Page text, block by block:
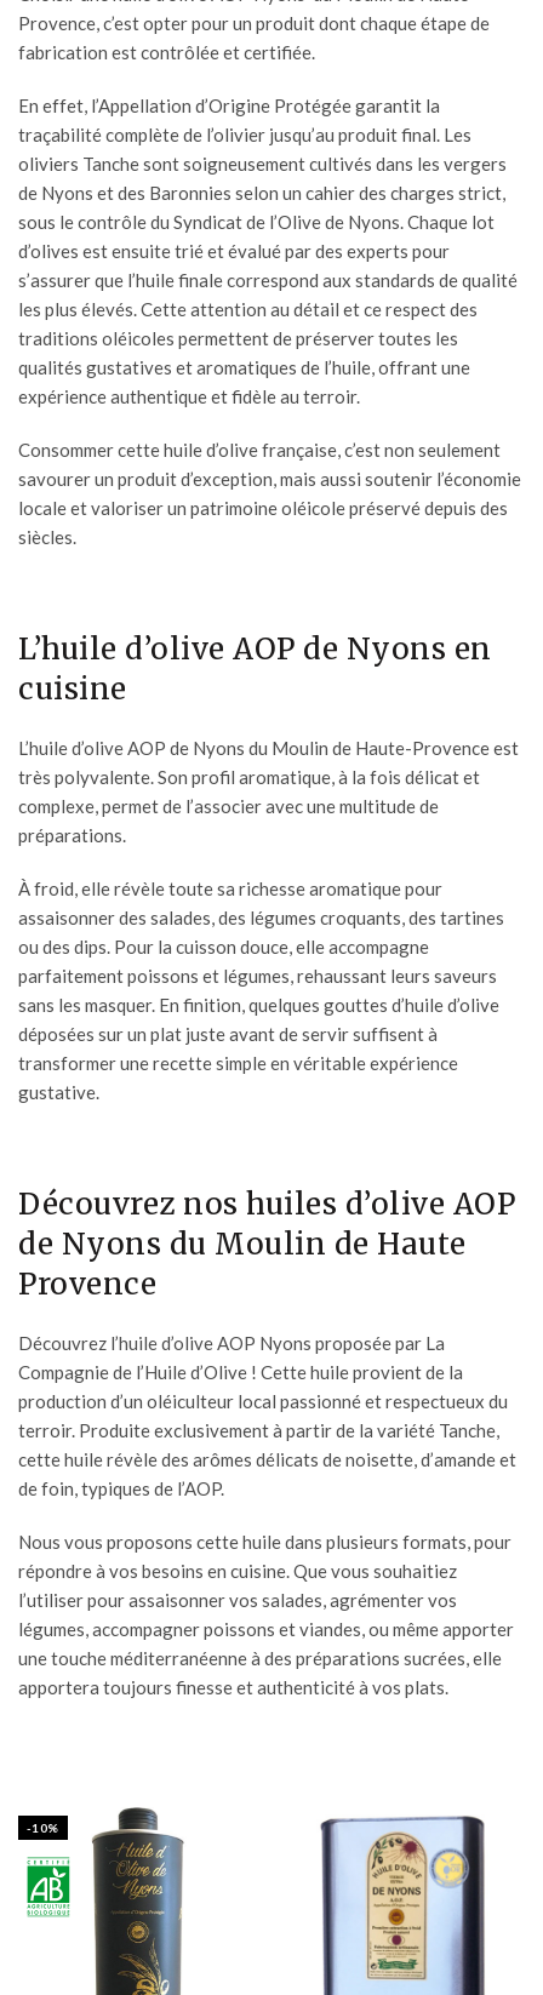
Provence, c’est opter pour un produit dont chaque étape de
fabrication est contrôlée et certifiée.
En effet, l’Appellation d’Origine Protégée garantit la
traçabilité complète de l’olivier jusqu’au produit final. Les
oliviers Tanche sont soigneusement cultivés dans les vergers
de Nyons et des Baronnies selon un cahier des charges strict,
sous le contrôle du Syndicat de l’Olive de Nyons. Chaque lot
d’olives est ensuite trié et évalué par des experts pour
s’assurer que l’huile finale correspond aux standards de qualité
les plus élevés. Cette attention au détail et ce respect des
traditions oléicoles permettent de préserver toutes les
qualités gustatives et aromatiques de l’huile, offrant une
expérience authentique et fidèle au terroir.
Consommer cette huile d’olive française, c’est non seulement
savourer un produit d’exception, mais aussi soutenir l’économie
locale et valoriser un patrimoine oléicole préservé depuis des
siècles.
L’huile d’olive AOP de Nyons en
cuisine
L’huile d’olive AOP de Nyons du Moulin de Haute-Provence est
très polyvalente. Son profil aromatique, à la fois délicat et
complexe, permet de l’associer avec une multitude de
préparations.
À froid, elle révèle toute sa richesse aromatique pour
assaisonner des salades, des légumes croquants, des tartines
ou des dips. Pour la cuisson douce, elle accompagne
parfaitement poissons et légumes, rehaussant leurs saveurs
sans les masquer. En finition, quelques gouttes d’huile d’olive
déposées sur un plat juste avant de servir suffisent à
transformer une recette simple en véritable expérience
gustative.
Découvrez nos huiles d’olive AOP
de Nyons du Moulin de Haute
Provence
Découvrez l’huile d’olive AOP Nyons proposée par La
Compagnie de l’Huile d’Olive ! Cette huile provient de la
production d’un oléiculteur local passionné et respectueux du
terroir. Produite exclusivement à partir de la variété Tanche,
cette huile révèle des arômes délicats de noisette, d’amande et
de foin, typiques de l’AOP.
Nous vous proposons cette huile dans plusieurs formats, pour
répondre à vos besoins en cuisine. Que vous souhaitiez
l’utiliser pour assaisonner vos salades, agrémenter vos
légumes, accompagner poissons et viandes, ou même apporter
une touche méditerranéenne à des préparations sucrées, elle
apportera toujours finesse et authenticité à vos plats.
-10%